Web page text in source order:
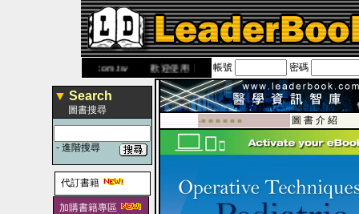
www.leaderbook.com.tw歡迎使用 國民旅遊卡！！
帳號 密碼
▼ Search
圖書搜尋
- 進階搜尋
代訂書籍
加購書籍專區
-■ ■ ■ ■ ■ ■ 圖 書 介 紹